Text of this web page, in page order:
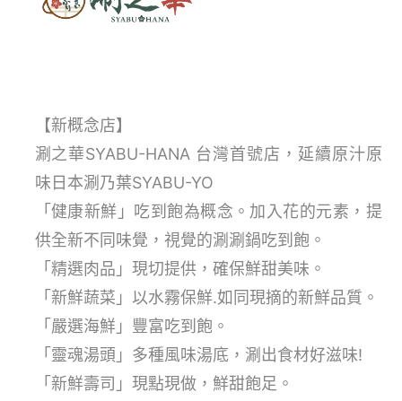
【新概念店】
涮之華SYABU-HANA 台灣首號店，延續原汁原
味日本涮乃葉SYABU-YO
「健康新鮮」吃到飽為概念。加入花的元素，提
供全新不同味覺，視覺的涮涮鍋吃到飽。
「精選肉品」現切提供，確保鮮甜美味。
「新鮮蔬菜」以水霧保鮮.如同現摘的新鮮品質。
「嚴選海鮮」豐富吃到飽。
「靈魂湯頭」多種風味湯底，涮出食材好滋味!
「新鮮壽司」現點現做，鮮甜飽足。